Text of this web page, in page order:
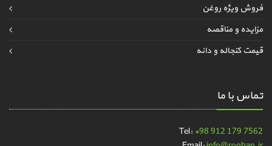
فروش ویژه روغن
مزایده و مناقصه
قیمت کنجاله و دانه
تماس با ما
Tel: +98 912 179 7562